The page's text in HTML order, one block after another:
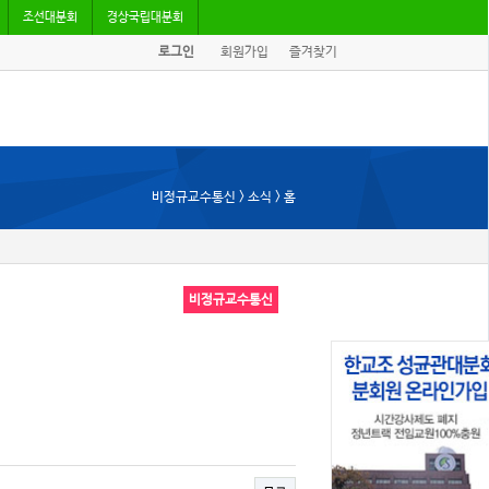
조선대분회 경상국립대분회
로그인 회원가입 즐겨찾기
비정규교수통신 > 소식 > 홈
비정규교수통신